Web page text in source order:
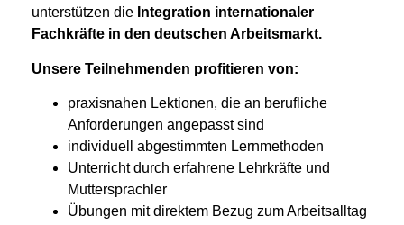
unterstützen die Integration internationaler
Fachkräfte in den deutschen Arbeitsmarkt.
Unsere Teilnehmenden profitieren von:
praxisnahen Lektionen, die an berufliche
Anforderungen angepasst sind
individuell abgestimmten Lernmethoden
Unterricht durch erfahrene Lehrkräfte und
Muttersprachler
Übungen mit direktem Bezug zum Arbeitsalltag